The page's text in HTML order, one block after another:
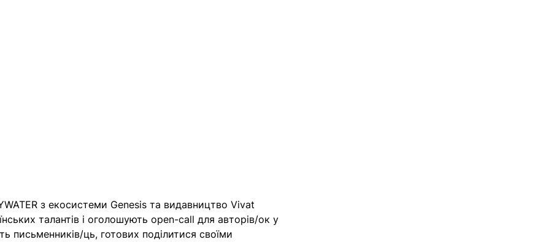
з екосистеми Genesis та видавництво Vivat
талантів і оголошують open-call для авторів/ок у
письменників/ць, готових поділитися своїми